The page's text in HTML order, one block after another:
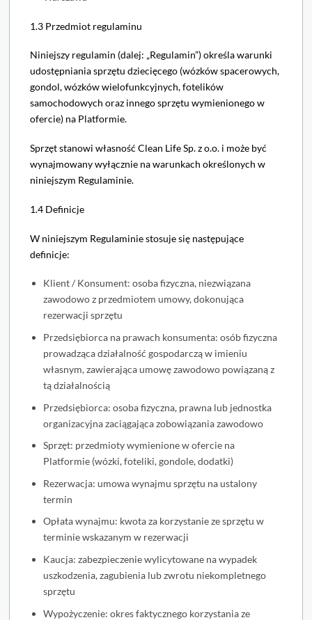
1.3 Przedmiot regulaminu
Niniejszy regulamin (dalej: „Regulamin”) określa warunki
udostępniania sprzętu dziecięcego (wózków spacerowych,
gondol, wózków wielofunkcyjnych, fotelików
samochodowych oraz innego sprzętu wymienionego w
ofercie) na Platformie.
Sprzęt stanowi własność Clean Life Sp. z o.o. i może być
wynajmowany wyłącznie na warunkach określonych w
niniejszym Regulaminie.
1.4 Definicje
W niniejszym Regulaminie stosuje się następujące
definicje:
Klient / Konsument: osoba fizyczna, niezwiązana
zawodowo z przedmiotem umowy, dokonująca
rezerwacji sprzętu
Przedsiębiorca na prawach konsumenta: osób fizyczna
prowadząca działalność gospodarczą w imieniu
własnym, zawierająca umowę zawodowo powiązaną z
tą działalnością
Przedsiębiorca: osoba fizyczna, prawna lub jednostka
organizacyjna zaciągająca zobowiązania zawodowo
Sprzęt: przedmioty wymienione w ofercie na
Platformie (wózki, foteliki, gondole, dodatki)
Rezerwacja: umowa wynajmu sprzętu na ustalony
termin
Opłata wynajmu: kwota za korzystanie ze sprzętu w
terminie wskazanym w rezerwacji
Kaucja: zabezpieczenie wylicytowane na wypadek
uszkodzenia, zagubienia lub zwrotu niekompletnego
sprzętu
Wypożyczenie: okres faktycznego korzystania ze